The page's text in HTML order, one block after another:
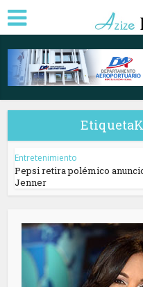
Entretenimiento
Pepsi retira polémico
Jenner